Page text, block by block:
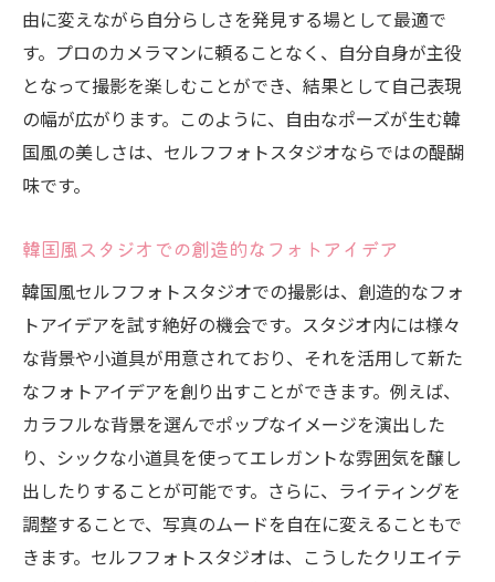
由に変えながら自分らしさを発見する場として最適で
す。プロのカメラマンに頼ることなく、自分自身が主役
となって撮影を楽しむことができ、結果として自己表現
の幅が広がります。このように、自由なポーズが生む韓
国風の美しさは、セルフフォトスタジオならではの醍醐
味です。
韓国風スタジオでの創造的なフォトアイデア
韓国風セルフフォトスタジオでの撮影は、創造的なフォ
トアイデアを試す絶好の機会です。スタジオ内には様々
な背景や小道具が用意されており、それを活用して新た
なフォトアイデアを創り出すことができます。例えば、
カラフルな背景を選んでポップなイメージを演出した
り、シックな小道具を使ってエレガントな雰囲気を醸し
出したりすることが可能です。さらに、ライティングを
調整することで、写真のムードを自在に変えることもで
きます。セルフフォトスタジオは、こうしたクリエイテ